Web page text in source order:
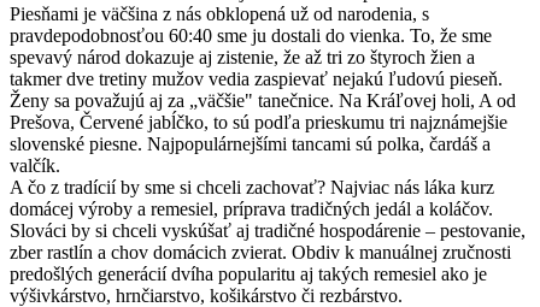
Piesňami je väčšina z nás obklopená už od narodenia, s
pravdepodobnosťou 60:40 sme ju dostali do vienka. To, že sme
spevavý národ dokazuje aj zistenie, že až tri zo štyroch žien a
takmer dve tretiny mužov vedia zaspievať nejakú ľudovú pieseň.
Ženy sa považujú aj za „väčšie" tanečnice. Na Kráľovej holi, A od
Prešova, Červené jabĺčko, to sú podľa prieskumu tri najznámejšie
slovenské piesne. Najpopulárnejšími tancami sú polka, čardáš a
valčík.
A čo z tradícií by sme si chceli zachovať? Najviac nás láka kurz
domácej výroby a remesiel, príprava tradičných jedál a koláčov.
Slováci by si chceli vyskúšať aj tradičné hospodárenie – pestovanie,
zber rastlín a chov domácich zvierat. Obdiv k manuálnej zručnosti
predošlých generácií dvíha popularitu aj takých remesiel ako je
výšivkárstvo, hrnčiarstvo, košikárstvo či rezbárstvo.